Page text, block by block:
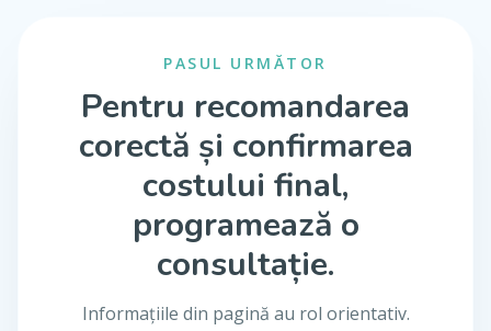
PASUL URMĂTOR
Pentru recomandarea
corectă și confirmarea
costului final,
programează o
consultație.
Informațiile din pagină au rol orientativ.